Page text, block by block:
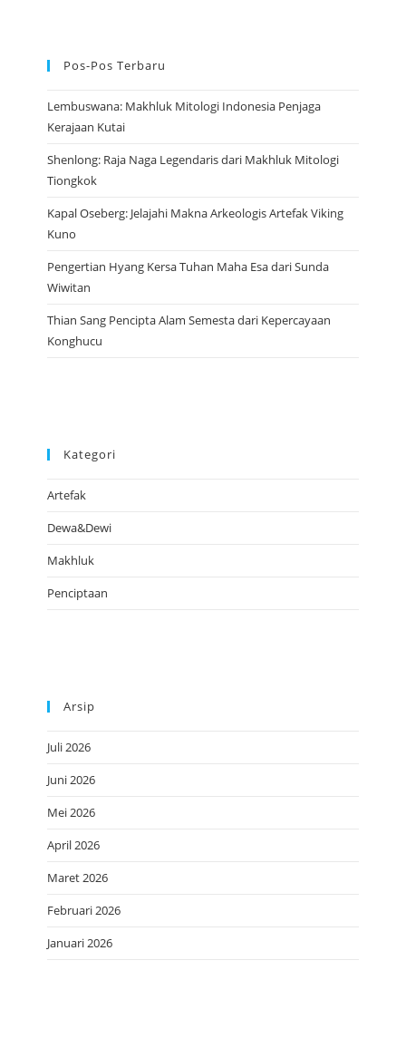
Pos-Pos Terbaru
Lembuswana: Makhluk Mitologi Indonesia Penjaga
Kerajaan Kutai
Shenlong: Raja Naga Legendaris dari Makhluk Mitologi
Tiongkok
Kapal Oseberg: Jelajahi Makna Arkeologis Artefak Viking
Kuno
Pengertian Hyang Kersa Tuhan Maha Esa dari Sunda
Wiwitan
Thian Sang Pencipta Alam Semesta dari Kepercayaan
Konghucu
Kategori
Artefak
Dewa&Dewi
Makhluk
Penciptaan
Arsip
Juli 2026
Juni 2026
Mei 2026
April 2026
Maret 2026
Februari 2026
Januari 2026